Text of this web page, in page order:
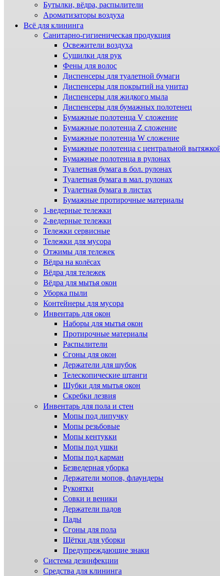
Бутылки, вёдра, распылители
Ароматизаторы воздуха
Всё для клининга
Санитарно-гигиеническая продукция
Освежители воздуха
Сушилки для рук
Фены для волос
Диспенсеры для туалетной бумаги
Диспенсеры для покрытий на унитаз
Диспенсеры для жидкого мыла
Диспенсеры для бумажных полотенец
Бумажные полотенца V сложение
Бумажные полотенца Z сложение
Бумажные полотенца W сложение
Бумажные полотенца с центральной
Бумажные полотенца в рулонах
Туалетная бумага в бол. рулонах
Туалетная бумага в мал. рулонах
Туалетная бумага в листах
Бумажные протирочные материалы
1-ведерные тележки
2-ведерные тележки
Тележки сервисные
Тележки для мусора
Отжимы для тележек
Вёдра на колёсах
Вёдра для тележек
Вёдра для мытья окон
Уборка пыли
Контейнеры для мусора
Инвентарь для окон
Наборы для мытья окон
Протирочные материалы
Распылители
Сгоны для окон
Держатели для шубок
Телескопические штанги
Шубки для мытья окон
Скребки лезвия
Инвентарь для пола и стен
Мопы под липучку
Мопы резьбовые
Мопы кентукки
Мопы под ушки
Мопы под карман
Безведерная уборка
Держатели мопов, флаундеры
Рукоятки
Совки и веники
Держатели падов
Пады
Сгоны для пола
Щётки для уборки
Предупреждающие знаки
Система дезинфекции
Cредства для клининга